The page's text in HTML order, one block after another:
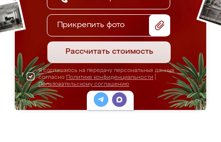
Прикрепить фото
Рассчитать стоимость
Я соглашаюсь на передачу персональных данных
согласно Политике конфиденциальности
Пользовательскому соглашению